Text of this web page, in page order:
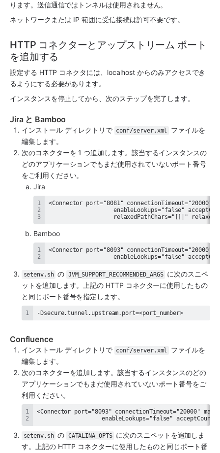
ります。送信通信ではトンネルは使用されません。
ネットワークまたは IP 範囲に受信接続は許可不要です。
HTTP コネクターとアップストリーム ポート
を追加する
設定する HTTP コネクタには、localhost からのみアクセスでき
るようにする必要があります。
インスタンスを停止してから、次のステップを完了します。
Jira と Bamboo
インストール ディレクトリで conf/server.xml
ファイルを
編集します。
次のコネクターを 1 つ追加します。該当するインスタンスの
どのアプリケーションでもまだ使用されていないポート番号
をご利用ください。
Jira
relaxedPathChars="[]|"
Bamboo
enableLookups="false"
setenv.sh の JVM_SUPPORT_RECOMMENDED_ARGS に次のスニペ
ットを追加します。上記の HTTP コネクターに使用したもの
と同じポート番号を指定します。
-Dsecure.tunnel.upstream.port=<port_number>
Confluence
インストール ディレクトリで conf/server.xml
ファイルを
編集します。
次のコネクターを追加します。該当するインスタンスのどの
アプリケーションでもまだ使用されていないポート番号をご
利用ください。
enableLookups="false"
setenv.sh の CATALINA_OPTS に次のスニペットを追加しま
す。上記の HTTP コネクターに使用したものと同じポート番